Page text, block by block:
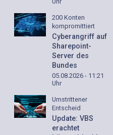
200 Konten
kompromittiert
Cyberangriff auf
Sharepoint-
Server des
Bundes
05.08.2026 - 11:21
Uhr
Umstrittener
Entscheid
Update: VBS
erachtet